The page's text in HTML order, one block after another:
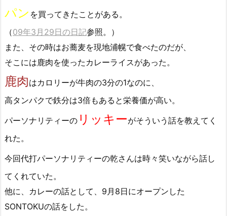
パン を買ってきたことがある。
（09年3月29日の日記参照。）
また、その時はお蕎麦を現地浦幌で食べたのだが、
そこには鹿肉を使ったカレーライスがあった。
鹿肉はカロリーが牛肉の3分の1なのに、
高タンパクで鉄分は3倍もあると栄養価が高い。
パーソナリティーの リッキーがそういう話を教えてく
れた。
今回代打パーソナリティーの乾さんは時々笑いながら話し
てくれていた。
他に、カレーの話として、9月8日にオープンした
SONTOKUの話をした。